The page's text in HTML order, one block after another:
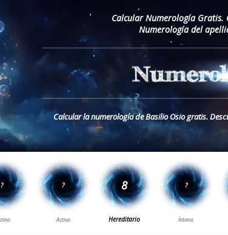
Calcular Numerología Gratis.
Numerología del
Calcular la numerología de Basilio Osio gratis.